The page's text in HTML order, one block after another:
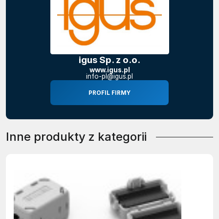
igus Sp. z o.o.
www.igus.pl
info-pl@igus.pl
PROFIL FIRMY
Inne produkty z kategorii